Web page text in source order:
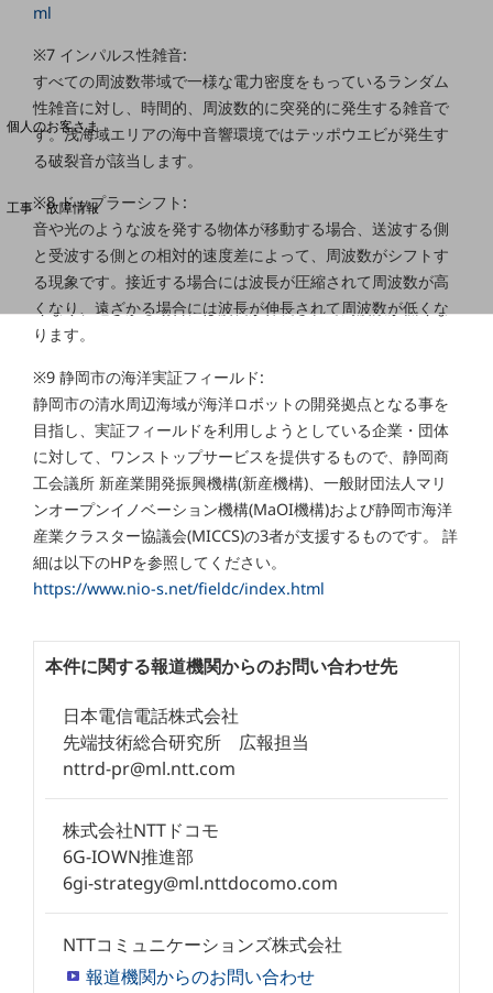
料金分析(ご利用料金管理サービス)
Web明細(My docomo)
個人のお客さま
NTTドコモ
工事・故障情報
お客さまサポートサイト
SDPFナレッジセンター
NTTドコモ 通信障害情報
ml
※7 インパルス性雑音:
すべての周波数帯域で一様な電力密度をもっているランダム
性雑音に対し、時間的、周波数的に突発的に発生する雑音で
す。浅海域エリアの海中音響環境ではテッポウエビが発生す
る破裂音が該当します。
※8 ドップラーシフト:
音や光のような波を発する物体が移動する場合、送波する側
と受波する側との相対的速度差によって、周波数がシフトす
る現象です。接近する場合には波長が圧縮されて周波数が高
くなり、遠ざかる場合には波長が伸長されて周波数が低くな
ります。
※9 静岡市の海洋実証フィールド:
静岡市の清水周辺海域が海洋ロボットの開発拠点となる事を
目指し、実証フィールドを利用しようとしている企業・団体
に対して、ワンストップサービスを提供するもので、静岡商
工会議所 新産業開発振興機構(新産機構)、一般財団法人マリ
ンオープンイノベーション機構(MaOI機構)および静岡市海洋
産業クラスター協議会(MICCS)の3者が支援するものです。 詳
細は以下のHPを参照してください。
https://www.nio-s.net/fieldc/index.html
本件に関する報道機関からのお問い合わせ先
日本電信電話株式会社
先端技術総合研究所 広報担当
nttrd-pr@ml.ntt.com
株式会社NTTドコモ
6G-IOWN推進部
6gi-strategy@ml.nttdocomo.com
NTTコミュニケーションズ株式会社
報道機関からのお問い合わせ